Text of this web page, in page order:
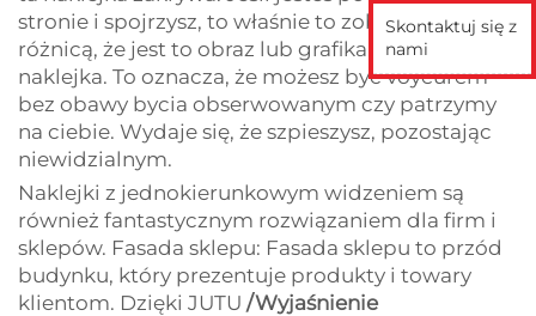
Aplikacja
Wiadomości
Skontaktuj Się Z Nami
Skontaktuj się z
nami
stronie i spojrzysz, to właśnie to zobaczysz, z tą
różnicą, że jest to obraz lub grafika, a nie
naklejka. To oznacza, że możesz być voyeurem
bez obawy bycia obserwowanym czy patrzymy
na ciebie. Wydaje się, że szpieszysz, pozostając
niewidzialnym.
Naklejki z jednokierunkowym widzeniem są
również fantastycznym rozwiązaniem dla firm i
sklepów. Fasada sklepu: Fasada sklepu to przód
budynku, który prezentuje produkty i towary
klientom. Dzięki JUTU /Wyjaśnienie